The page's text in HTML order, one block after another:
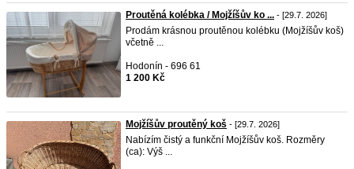
Proutěná kolébka / Mojžíšův ko ... - [29.7. 2026]
Prodám krásnou proutěnou kolébku (Mojžíšův koš)
včetně ...
Hodonín - 696 61
1 200 Kč
Mojžíšův proutěný koš - [29.7. 2026]
Nabízím čistý a funkční Mojžíšův koš. Rozměry
(ca): Výš ...